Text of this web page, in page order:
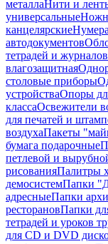
металлаНити и
универсальные
канцелярские
автодокументов
тетрадей и журналов
влагозащитная
столовые приборы
устройстваОпоры
классаОсвежители
для печатей и
воздухаПакеты
бумага подарочные
петлевой и
рисованияПалитры
демосистемПапки
адресныеПапки
ресторановПапки
тетрадей и уроков
для CD и DVD